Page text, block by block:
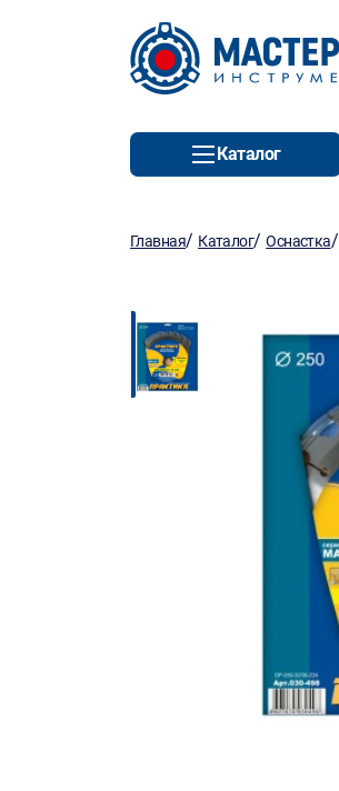
Каталог
Главная/ Каталог/Оснастка/